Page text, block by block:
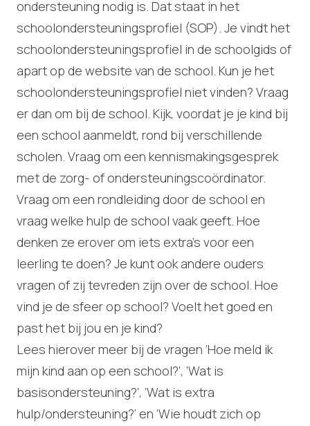
ondersteuning nodig is. Dat staat in het
schoolondersteuningsprofiel (SOP). Je vindt het
schoolondersteuningsprofiel in de schoolgids of
apart op de website van de school. Kun je het
schoolondersteuningsprofiel niet vinden? Vraag
er dan om bij de school. Kijk, voordat je je kind bij
een school aanmeldt, rond bij verschillende
scholen. Vraag om een kennismakingsgesprek
met de zorg- of ondersteuningscoördinator.
Vraag om een rondleiding door de school en
vraag welke hulp de school vaak geeft. Hoe
denken ze erover om iets extra’s voor een
leerling te doen? Je kunt ook andere ouders
vragen of zij tevreden zijn over de school. Hoe
vind je de sfeer op school? Voelt het goed en
past het bij jou en je kind?
Lees hierover meer bij de vragen ‘Hoe meld ik
mijn kind aan op een school?’, ‘Wat is
basisondersteuning?’, ‘Wat is extra
hulp/ondersteuning?’ en ‘Wie houdt zich op